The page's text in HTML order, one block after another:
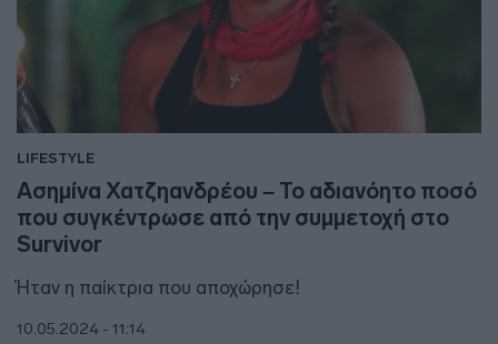
LIFESTYLE
Ασημίνα Χατζηανδρέου – Το αδιανόητο ποσό
που συγκέντρωσε από την συμμετοχή στο
Survivor
Ήταν η παίκτρια που αποχώρησε!
10.05.2024 - 11:14